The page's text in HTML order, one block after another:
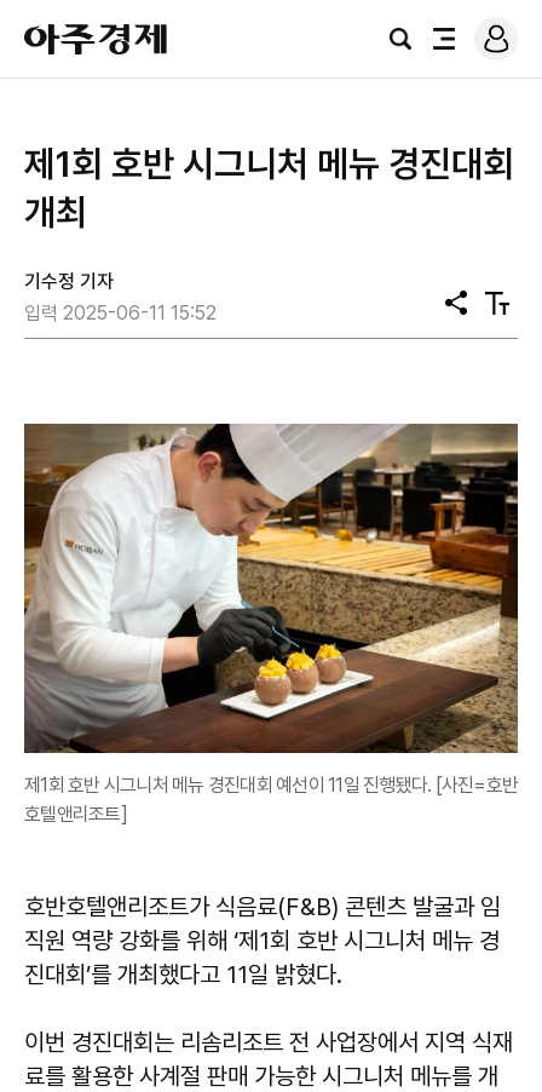
아
주
경
검
전
로
그
제1회 호반 시그니처 메뉴 경진대회
개최
기수정 기자
입력 2025-06-11 15:52
공
유
텍
스
제1회 호반 시그니처 메뉴 경진대회 예선이 11일 진행됐다. [사진=호반
호텔앤리조트]
호반호텔앤리조트가 식음료(F&B) 콘텐츠 발굴과 임
직원 역량 강화를 위해 ‘제1회 호반 시그니처 메뉴 경
진대회’를 개최했다고 11일 밝혔다.
이번 경진대회는 리솜리조트 전 사업장에서 지역 식재
료를 활용한 사계절 판매 가능한 시그니처 메뉴를 개